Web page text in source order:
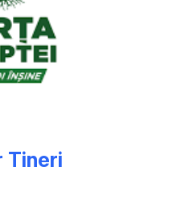
Tineri